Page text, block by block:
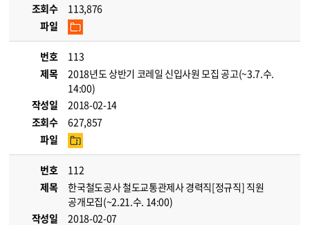
조회수
113,876
파일
번호
113
제목
2018년도 상반기 코레일 신입사원 모집 공고(~3.7.수.
14:00)
작성일
2018-02-14
조회수
627,857
파일
번호
112
제목
한국철도공사 철도교통관제사 경력직[정규직] 직원
공개모집(~2.21.수. 14:00)
작성일
2018-02-07